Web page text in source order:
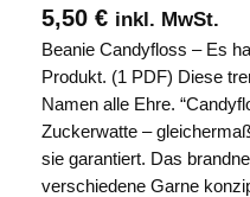
5.00von 5,
basierend auf
Kundenbew
ertung
5,50 € inkl. MwSt.
Beanie Candyfloss – Es
Produkt. (1 PDF) Diese
Namen alle Ehre.
Zuckerwatte –
sie garantiert. Das
verschiedene Garne